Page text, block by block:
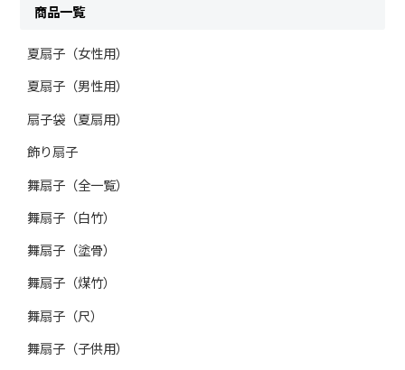
商品一覧
夏扇子（女性用）
夏扇子（男性用）
扇子袋（夏扇用）
飾り扇子
舞扇子（全一覧）
舞扇子（白竹）
舞扇子（塗骨）
舞扇子（煤竹）
舞扇子（尺）
舞扇子（子供用）